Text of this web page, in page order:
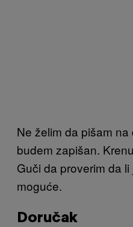
Ne želim da pišam na
budem zapišan.
Guči da proverim da
moguće.
Doručak